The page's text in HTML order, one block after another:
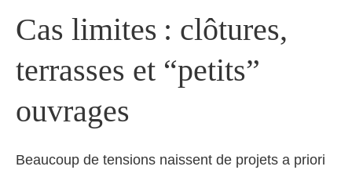
Cas limites : clôtures,
terrasses et “petits”
ouvrages
Beaucoup de tensions naissent de projets a priori